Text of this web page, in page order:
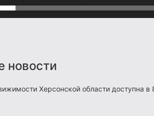
новости
Херсонской области доступна в